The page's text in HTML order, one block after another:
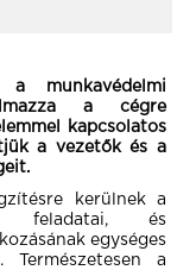
munkavédelmi
a cégre
kapcsolatos
a vezetők és a
kerülnek a
feladatai, és
egységes
a